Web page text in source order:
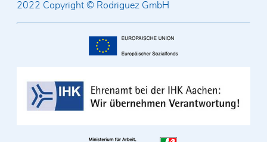
2022 Copyright © Rodriguez GmbH